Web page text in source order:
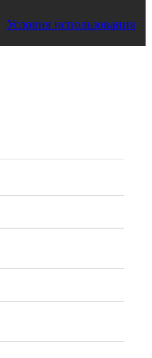
Условия использования